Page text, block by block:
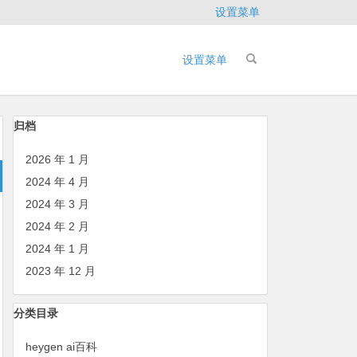
设置菜单
设置菜单
归档
2026 年 1 月
2024 年 4 月
2024 年 3 月
2024 年 2 月
2024 年 1 月
2023 年 12 月
分类目录
heygen ai百科